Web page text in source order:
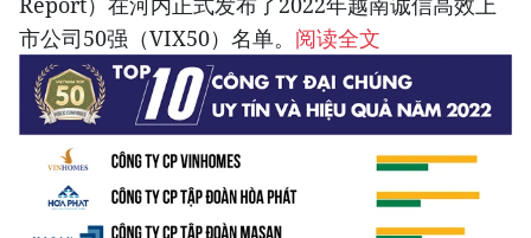
市公司50强（VIX50）名单。 阅读全文